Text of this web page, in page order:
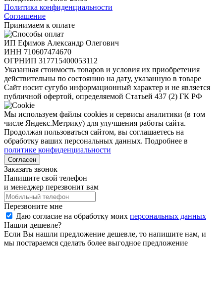
Политика конфиденциальности
Соглашение
Принимаем к оплате
ИП Ефимов Александр Олегович
ИНН 710607474670
ОГРНИП 317715400053112
Указанная стоимость товаров и условия их приобретения
действительны по состоянию на дату, указанную в товаре
Сайт носит сугубо информационный характер и не является
публичной офертой, определяемой Статьей 437 (2) ГК РФ
Мы используем файлы cookies и сервисы аналитики (в том
числе Яндекс.Метрику) для улучшения работы сайта.
Продолжая пользоваться сайтом, вы соглашаетесь на
обработку ваших персональных данных. Подробнее в
политике конфиденциальности
Согласен
Заказать звонок
Напишите свой телефон
и менеджер перезвонит вам
Перезвоните мне
Даю согласие на обработку моих персональных данных
Нашли дешевле?
Если Вы нашли предложение дешевле, то напишите нам, и
мы постараемся сделать более выгодное предложение